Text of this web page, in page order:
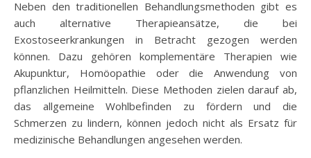
Neben den traditionellen Behandlungsmethoden gibt es
auch alternative Therapieansätze, die bei
Exostoseerkrankungen in Betracht gezogen werden
können. Dazu gehören komplementäre Therapien wie
Akupunktur, Homöopathie oder die Anwendung von
pflanzlichen Heilmitteln. Diese Methoden zielen darauf ab,
das allgemeine Wohlbefinden zu fördern und die
Schmerzen zu lindern, können jedoch nicht als Ersatz für
medizinische Behandlungen angesehen werden.